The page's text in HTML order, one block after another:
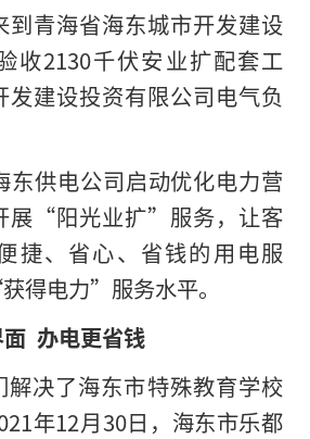
到青海省海东城市开发建设
收2130千伏安业扩配套工
建设投资有限公司电气负
东供电公司启动优化电力营
展“阳光业扩”服务，让客
捷、省心、省钱的用电服
得电力”服务水平。
办电更省钱
解决了海东市特殊教育学校
年12月30日，海东市乐都